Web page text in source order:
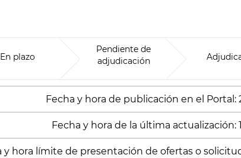
En plazo
Pendiente de
adjudicación
Fecha y hora de publicación en el
Fecha y hora de la última actualización:
y hora límite de presentación de ofertas o